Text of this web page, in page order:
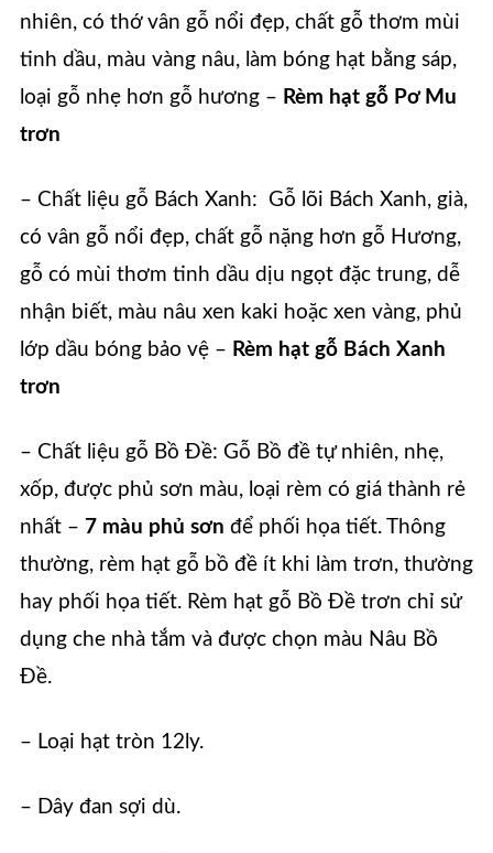
nhiên, có thớ vân gỗ nổi đẹp, chất gỗ thơm mùi
tinh dầu, màu vàng nâu, làm bóng hạt bằng sáp,
loại gỗ nhẹ hơn gỗ hương – Rèm hạt gỗ Pơ Mu
trơn
– Chất liệu gỗ Bách Xanh: Gỗ lõi Bách Xanh, già,
có vân gỗ nổi đẹp, chất gỗ nặng hơn gỗ Hương,
gỗ có mùi thơm tinh dầu dịu ngọt đặc trung, dễ
nhận biết, màu nâu xen kaki hoặc xen vàng, phủ
lớp dầu bóng bảo vệ – Rèm hạt gỗ Bách Xanh
trơn
– Chất liệu gỗ Bồ Đề: Gỗ Bồ đề tự nhiên, nhẹ,
xốp, được phủ sơn màu, loại rèm có giá thành rẻ
nhất – 7 màu phủ sơn để phối họa tiết. Thông
thường, rèm hạt gỗ bồ đề ít khi làm trơn, thường
hay phối họa tiết. Rèm hạt gỗ Bồ Đề trơn chỉ sử
dụng che nhà tắm và được chọn màu Nâu Bồ
Đề.
– Loại hạt tròn 12ly.
– Dây đan sợi dù.